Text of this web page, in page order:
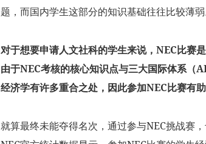
题，而国内学生这部分的知识基础往往比较薄弱
对于想要申请人文社科的学生来说，NEC比赛
由于NEC考核的核心知识点与三大国际体系
经济学有许多重合之处，因此参加NEC比赛有
就算最终未能夺得名次，通过参与NEC挑战赛